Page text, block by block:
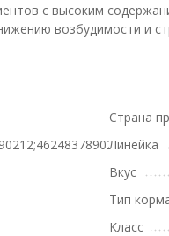
с высоким
возбудимости и
Страна
Линейка
Вкус
Тип
Класс